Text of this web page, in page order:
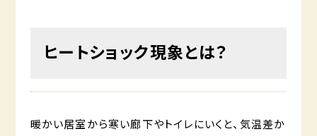
ヒートショック現象とは？
暖かい居室から寒い廊下やトイレにいくと、気温差か